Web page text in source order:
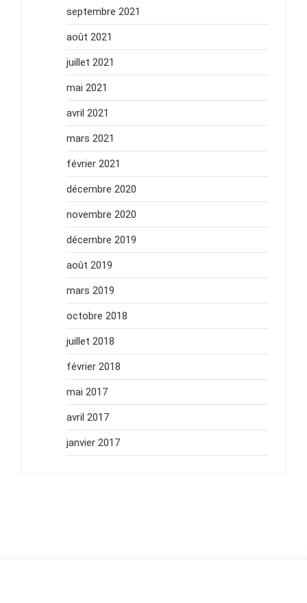
septembre 2021
août 2021
juillet 2021
mai 2021
avril 2021
mars 2021
février 2021
décembre 2020
novembre 2020
décembre 2019
août 2019
mars 2019
octobre 2018
juillet 2018
février 2018
mai 2017
avril 2017
janvier 2017